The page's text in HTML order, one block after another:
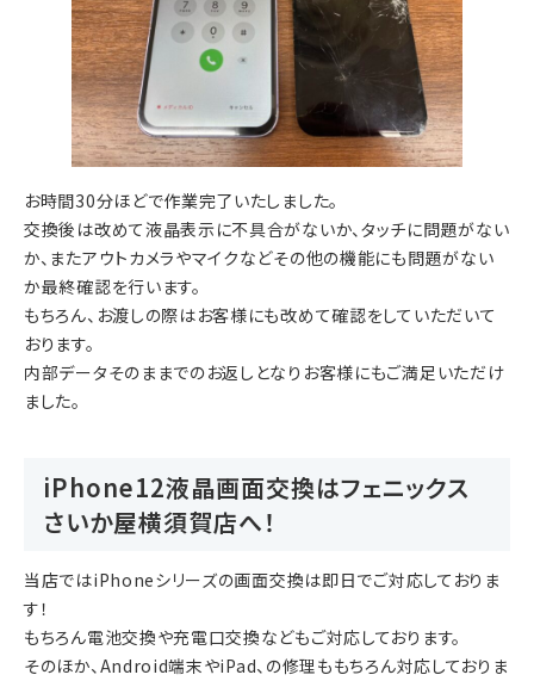
お時間30分ほどで作業完了いたしました。
交換後は改めて液晶表示に不具合がないか、タッチに問題がない
か、またアウトカメラやマイクなどその他の機能にも問題がない
か最終確認を行います。
もちろん、お渡しの際はお客様にも改めて確認をしていただいて
おります。
内部データそのままでのお返しとなりお客様にもご満足いただけ
ました。
iPhone12液晶画面交換はフェニックス
さいか屋横須賀店へ！
当店ではiPhoneシリーズの画面交換は即日でご対応しておりま
す！
もちろん電池交換や充電口交換などもご対応しております。
そのほか、Android端末やiPad、の修理ももちろん対応しておりま